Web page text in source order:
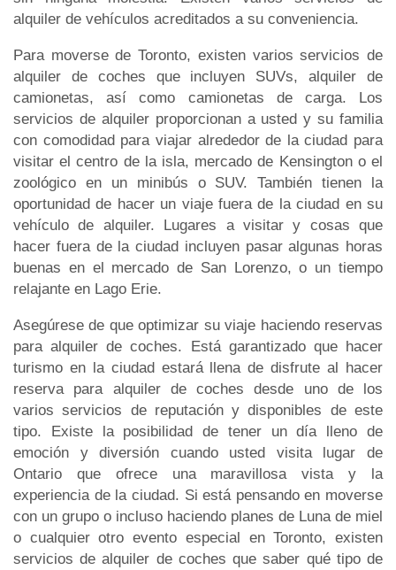
alquiler de vehículos acreditados a su conveniencia.
Para moverse de Toronto, existen varios servicios de
alquiler de coches que incluyen SUVs, alquiler de
camionetas, así como camionetas de carga. Los
servicios de alquiler proporcionan a usted y su familia
con comodidad para viajar alrededor de la ciudad para
visitar el centro de la isla, mercado de Kensington o el
zoológico en un minibús o SUV. También tienen la
oportunidad de hacer un viaje fuera de la ciudad en su
vehículo de alquiler. Lugares a visitar y cosas que
hacer fuera de la ciudad incluyen pasar algunas horas
buenas en el mercado de San Lorenzo, o un tiempo
relajante en Lago Erie.
Asegúrese de que optimizar su viaje haciendo reservas
para alquiler de coches. Está garantizado que hacer
turismo en la ciudad estará llena de disfrute al hacer
reserva para alquiler de coches desde uno de los
varios servicios de reputación y disponibles de este
tipo. Existe la posibilidad de tener un día lleno de
emoción y diversión cuando usted visita lugar de
Ontario que ofrece una maravillosa vista y la
experiencia de la ciudad. Si está pensando en moverse
con un grupo o incluso haciendo planes de Luna de miel
o cualquier otro evento especial en Toronto, existen
servicios de alquiler de coches que saber qué tipo de